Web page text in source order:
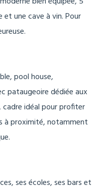
et une cave à vin. Pour
pool house,
pataugeoire dédiée aux
idéal pour profiter
à proximité, notamment
ses écoles, ses bars et